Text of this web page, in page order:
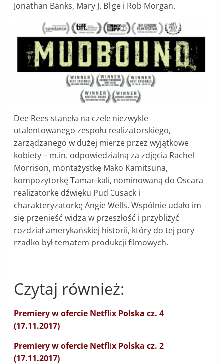
Jonathan Banks, Mary J. Blige i Rob Morgan.
Dee Rees stanęła na czele niezwykle
utalentowanego zespołu realizatorskiego,
zarządzanego w dużej mierze przez wyjątkowe
kobiety – m.in. odpowiedzialną za zdjęcia Rachel
Morrison, montażystkę Mako Kamitsuna,
kompozytorkę Tamar-kali, nominowaną do Oscara
realizatorkę dźwięku Pud Cusack i
charakteryzatorkę Angie Wells. Wspólnie udało im
się przenieść widza w przeszłość i przybliżyć
rozdział amerykańskiej historii, który do tej pory
rzadko był tematem produkcji filmowych.
Czytaj również:
Premiery w ofercie Netflix Polska cz. 4
(17.11.2017)
Premiery w ofercie Netflix Polska cz. 2
(17.11.2017)